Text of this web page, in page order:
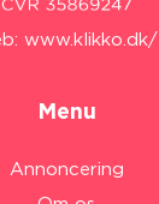
www.klikko.dk/
Menu
Annoncering